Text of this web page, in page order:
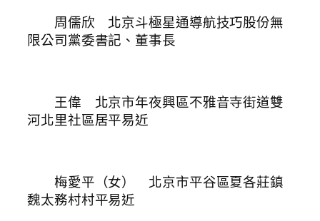
周儒欣 北京斗極星通導航技巧股份無
限公司黨委書記、董事長
王偉 北京市年夜興區不雅音寺街道雙
河北里社區居平易近
梅愛平（女） 北京市平谷區夏各莊鎮
魏太務村村平易近